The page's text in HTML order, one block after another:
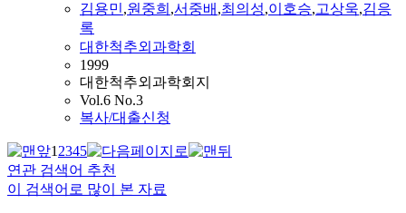
김용민,원중희 ,서중배 ,최의성,이호승,고상욱,김응
록
대한척추외과학회
1999
대한척추외과학회지
Vol.6 No.3
복사/대출신청
12345
연관 검색어 추천
이 검색어로 많이 본 자료